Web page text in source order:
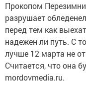
Прокопом
разрушает
перед тем как
надежен ли путь. С
лучше 12 марта не
Считается, что она
mordovmedia.ru.